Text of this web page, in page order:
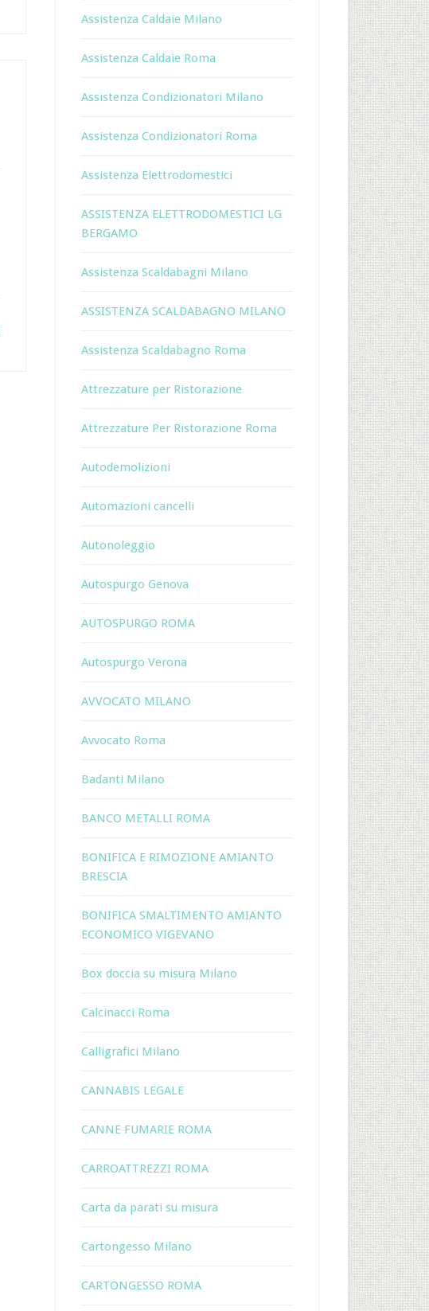
Assistenza Caldaie Milano
Assistenza Caldaie Roma
Assistenza Condizionatori Milano
Assistenza Condizionatori Roma
Assistenza Elettrodomestici
ASSISTENZA ELETTRODOMESTICI LG
BERGAMO
Assistenza Scaldabagni Milano
ASSISTENZA SCALDABAGNO MILANO
Assistenza Scaldabagno Roma
Attrezzature per Ristorazione
Attrezzature Per Ristorazione Roma
Autodemolizioni
Automazioni cancelli
Autonoleggio
Autospurgo Genova
AUTOSPURGO ROMA
Autospurgo Verona
AVVOCATO MILANO
Avvocato Roma
Badanti Milano
BANCO METALLI ROMA
BONIFICA E RIMOZIONE AMIANTO
BRESCIA
BONIFICA SMALTIMENTO AMIANTO
ECONOMICO VIGEVANO
Box doccia su misura Milano
Calcinacci Roma
Calligrafici Milano
CANNABIS LEGALE
CANNE FUMARIE ROMA
CARROATTREZZI ROMA
Carta da parati su misura
Cartongesso Milano
CARTONGESSO ROMA